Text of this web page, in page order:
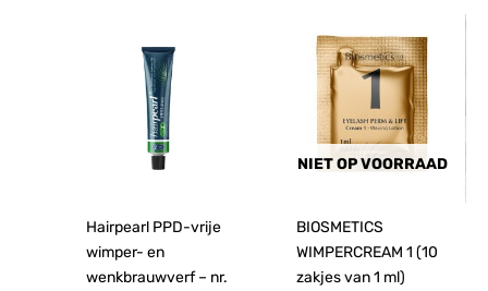
Hairpearl PPD-vrije
wimper- en
wenkbrauwverf – nr.
NIET OP VOORRAAD
BIOSMETICS
WIMPERCREAM 1 (10
zakjes van 1 ml)